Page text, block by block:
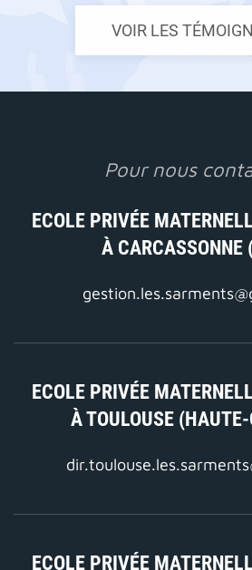
VOIR LES
Pour nous
ECOLE PRIVÉE
À CARCASSONNE
ECOLE PRIVÉE
À TOULOUSE
ECOLE PRIVÉE